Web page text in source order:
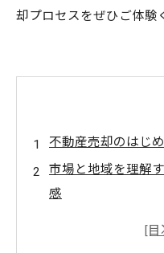
却プロセスをぜひご体験
不動産売却のはじ
市場と地域を理解
感
査定を受けるメリ